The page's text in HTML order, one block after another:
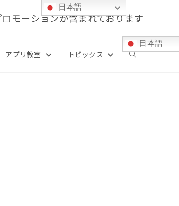
モーションが含まれております
アプリ教室 トピックス
日本語
ウ
日本語